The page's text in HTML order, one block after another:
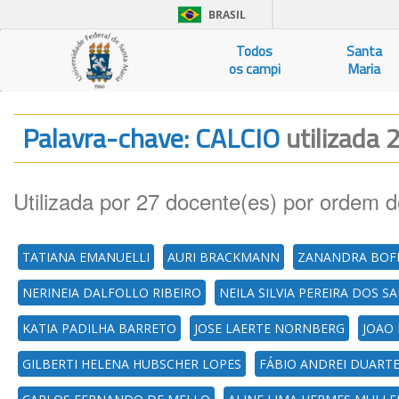
BRASIL
Todos
os campi
Santa
Maria
Palavra-chave: CALCIOutilizada
Utilizada por 27 docente(es) por ordem
TATIANA EMANUELLI AURI BRACKMANN ZANANDRA
NERINEIA DALFOLLO RIBEIRO NEILA SILVIA PEREIRA DOS
KATIA PADILHA BARRETO JOSE LAERTE NORNBERG JOAO
GILBERTI HELENA HUBSCHER LOPES FÁBIO ANDREI DUARTE